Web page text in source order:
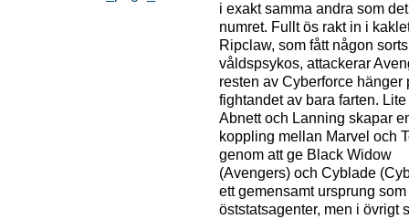
i exakt samma andra som
numret. Fullt ös rakt in i
Ripclaw, som fått någon sorts
våldspsykos, attackerar
resten av Cyberforce hänger
fightandet av bara farten.
Abnett och Lanning skapar
koppling mellan Marvel och
genom att ge Black Widow
(Avengers) och Cyblade
ett gemensamt ursprung som
öststatsagenter, men i övrigt